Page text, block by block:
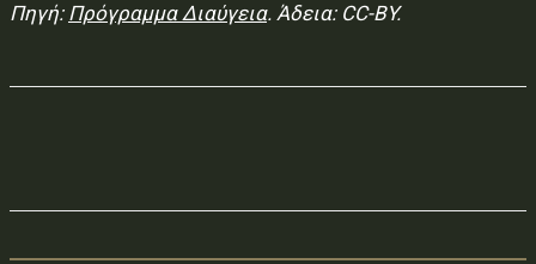
Πηγή: Πρόγραμμα Διαύγεια. Άδεια: CC-BY.